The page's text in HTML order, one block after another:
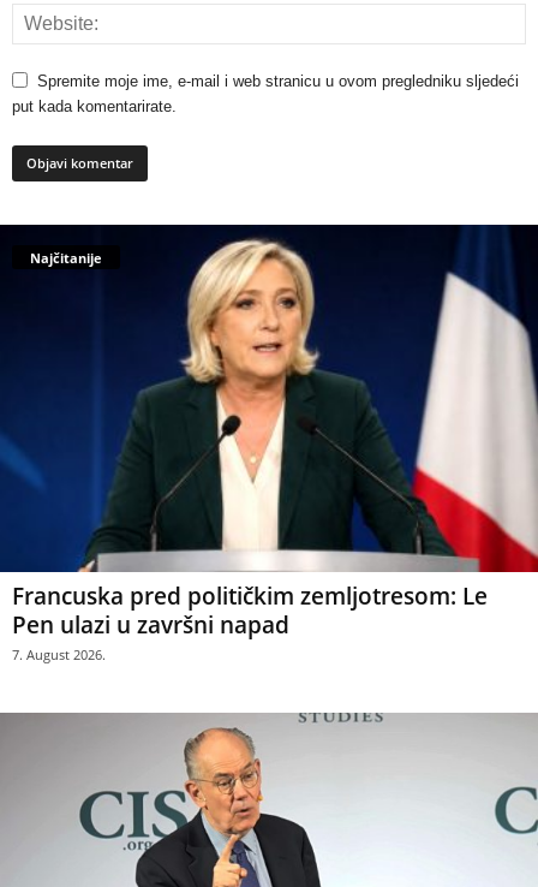
Spremite moje ime, e-mail i web stranicu u ovom pregledniku sljedeći
put kada komentarirate.
Najčitanije
Francuska pred političkim zemljotresom: Le
Pen ulazi u završni napad
7. August 2026.